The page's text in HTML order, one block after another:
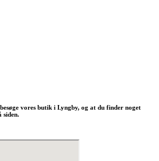
vores butik i Lyngby, og at du finder noget
siden.